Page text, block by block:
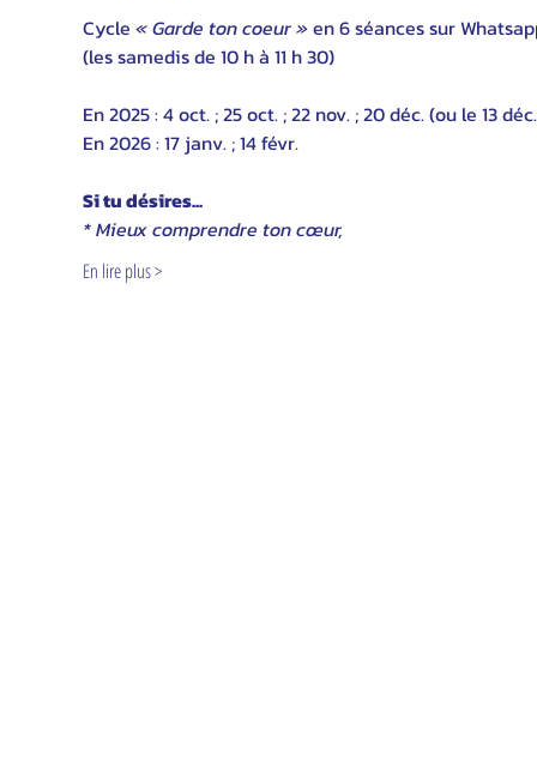
Cycle « Garde ton coeur » en 6 séances sur
(les samedis de 10 h à 11 h 30)
En 2025 : 4 oct. ; 25 oct. ; 22 nov. ; 20 déc. (ou le 13
En 2026 : 17 janv. ; 14 févr.
Si tu désires...
* Mieux comprendre ton cœur,
En lire plus >